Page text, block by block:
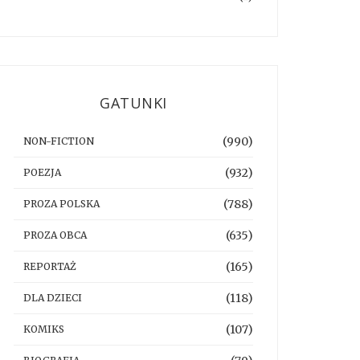
GATUNKI
NON-FICTION (990)
POEZJA (932)
PROZA POLSKA (788)
PROZA OBCA (635)
REPORTAŻ (165)
DLA DZIECI (118)
KOMIKS (107)